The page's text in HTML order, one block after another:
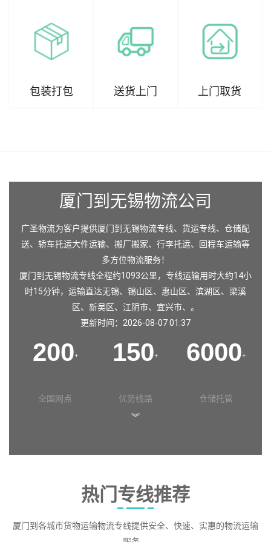
包装打包 送货上门 上门取货
厦门到无锡物流公司
广圣物流为客户提供厦门到无锡物流专线、货运专线、仓储配
送、轿车托运大件运输、搬厂搬家、行李托运、回程车运输等
多方位物流服务！
厦门到无锡物流专线全程约1093公里，专线运输用时大约14小
时15分钟，运输直达无锡、 锡山区、 惠山区、 滨湖区、 梁溪
区、 新吴区、 江阴市、 宜兴市、。
更新时间：2026-08-07 01:37
200+
全国网点
150+
优势线路
6000+
仓储托管
︾
热门专线推荐
厦门到各城市货物运输物流专线提供安全、快速、实惠的物流运输